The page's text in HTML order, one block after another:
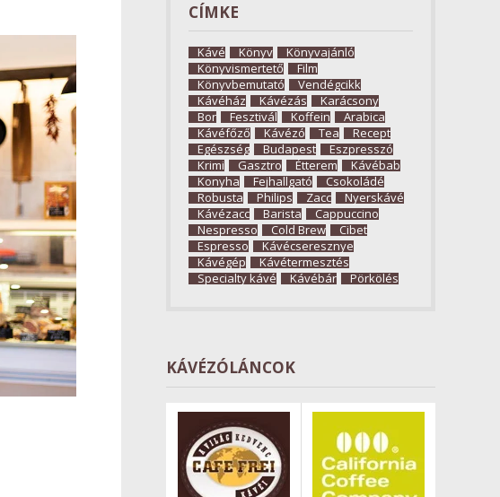
CÍMKE
Kávé Könyv
Könyvajánló
Könyvismertető
Film
Könyvbemutató
Vendégcikk
Kávéház
Kávézás
Karácsony
Bor
Fesztivál Koffein
Arabica
Kávéfőző
Kávézó Tea
Recept
Egészség
Budapest
Eszpresszó
Krimi
Gasztro Étterem
Kávébab
Konyha
Fejhallgató
Csokoládé
Robusta
Philips Zacc
Nyerskávé
Kávézacc
Barista
Cappuccino
Nespresso
Cold Brew
Cibet
Espresso
Kávécseresznye
Kávégép
Kávétermesztés
Specialty kávé
Kávébár Pörkölés
KÁVÉZÓLÁNCOK